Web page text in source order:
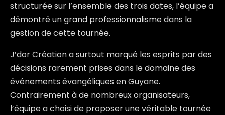
structurée sur l’ensemble des trois dates, l’équipe a
démontré un grand professionnalisme dans la
gestion de cette tournée.
J’dor Création a surtout marqué les esprits par des
décisions rarement prises dans le domaine des
événements évangéliques en Guyane.
Contrairement à de nombreux organisateurs,
l’équipe a choisi de proposer une véritable tournée